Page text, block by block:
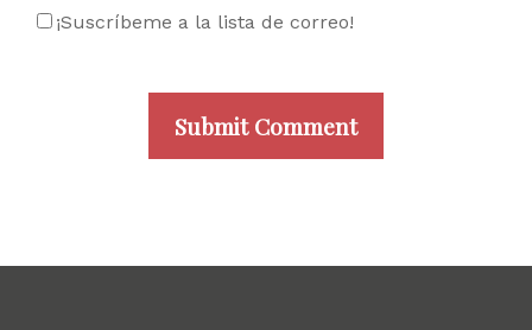
¡Suscríbeme a la lista de correo!